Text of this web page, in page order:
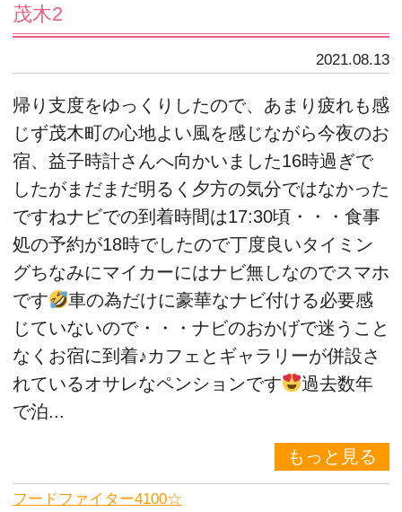
茂木2
2021.08.13
帰り支度をゆっくりしたので、あまり疲れも感
じず茂木町の心地よい風を感じながら今夜のお
宿、益子時計さんへ向かいました16時過ぎで
したがまだまだ明るく夕方の気分ではなかった
ですねナビでの到着時間は17:30頃・・・食事
処の予約が18時でしたので丁度良いタイミン
グちなみにマイカーにはナビ無しなのでスマホ
です
車の為だけに豪華なナビ付ける必要感
じていないので・・・ナビのおかげで迷うこと
なくお宿に到着♪カフェとギャラリーが併設さ
れているオサレなペンションです
過去数年
で泊...
もっと見る
フードファイター4100☆